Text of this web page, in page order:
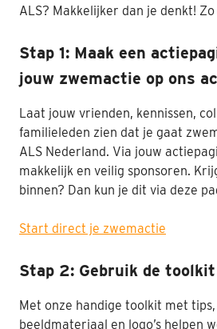
ALS? Makkelijker dan je denkt!
Stap 1: Maak een
jouw zwemactie op ons
Laat jouw vrienden, kennissen,
familieleden zien dat je gaat
ALS Nederland. Via jouw
makkelijk en veilig sponsoren.
binnen? Dan kun je dit via deze
Start direct je zwemactie
Stap 2: Gebruik de toolkit
Met onze handige toolkit met
beeldmateriaal en logo’s helpen